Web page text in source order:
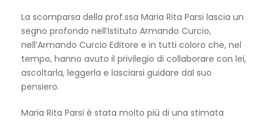
La scomparsa della prof.ssa Maria Rita Parsi lascia un
segno profondo nell’Istituto Armando Curcio,
nell’Armando Curcio Editore e in tutti coloro che, nel
tempo, hanno avuto il privilegio di collaborare con lei,
ascoltarla, leggerla e lasciarsi guidare dal suo
pensiero.
Maria Rita Parsi è stata molto più di una stimata